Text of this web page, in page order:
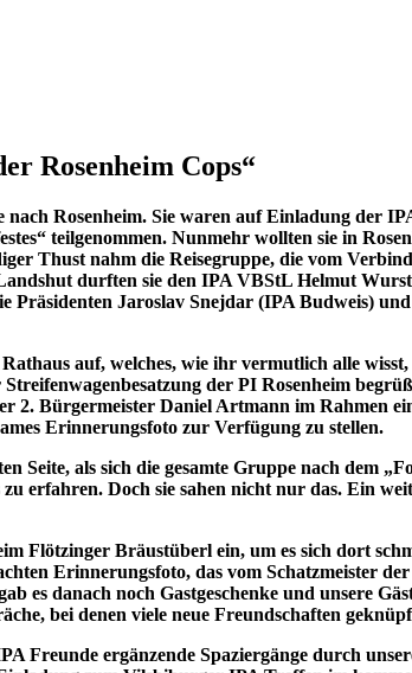
Rosenheim Cops“
Rosenheim. Sie waren auf Einladung der
teilgenommen. Nunmehr wollten sie in
Thust nahm die Reisegruppe, die vom
durften sie den IPA VBStL Helmut
Jaroslav Snejdar (IPA Budweis)
auf, welches, wie ihr vermutlich alle
der PI Rosenheim
2. Bürgermeister Daniel Artmann im Rahmen
Erinnerungsfoto zur Verfügung zu stellen.
Seite, als sich die gesamte Gruppe nach dem
erfahren. Doch sie sahen nicht nur das. Ein
Flötzinger Bräustüberl ein, um es sich dort
Erinnerungsfoto, das vom Schatzmeister
danach noch Gastgeschenke und unsere
bei denen viele neue Freundschaften
Freunde ergänzende Spaziergänge durch